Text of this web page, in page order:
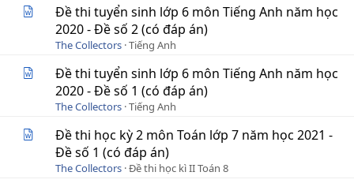
Đề thi tuyển sinh lớp 6 môn Tiếng Anh năm học
2020 - Đề số 2 (có đáp án)
The Collectors Tiếng Anh
Đề thi tuyển sinh lớp 6 môn Tiếng Anh năm học
2020 - Đề số 1 (có đáp án)
The Collectors Tiếng Anh
Đề thi học kỳ 2 môn Toán lớp 7 năm học 2021 -
Đề số 1 (có đáp án)
The Collectors Đề thi học kì II Toán 8